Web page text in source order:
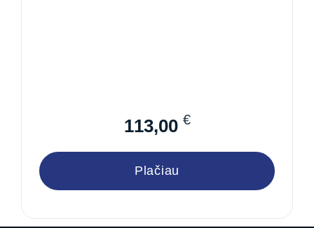
113,00 €
Plačiau